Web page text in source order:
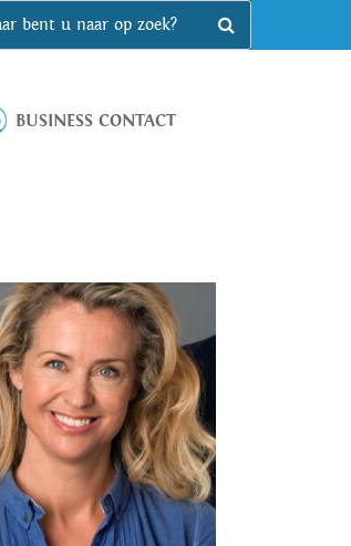
BUSINESS CONTACT